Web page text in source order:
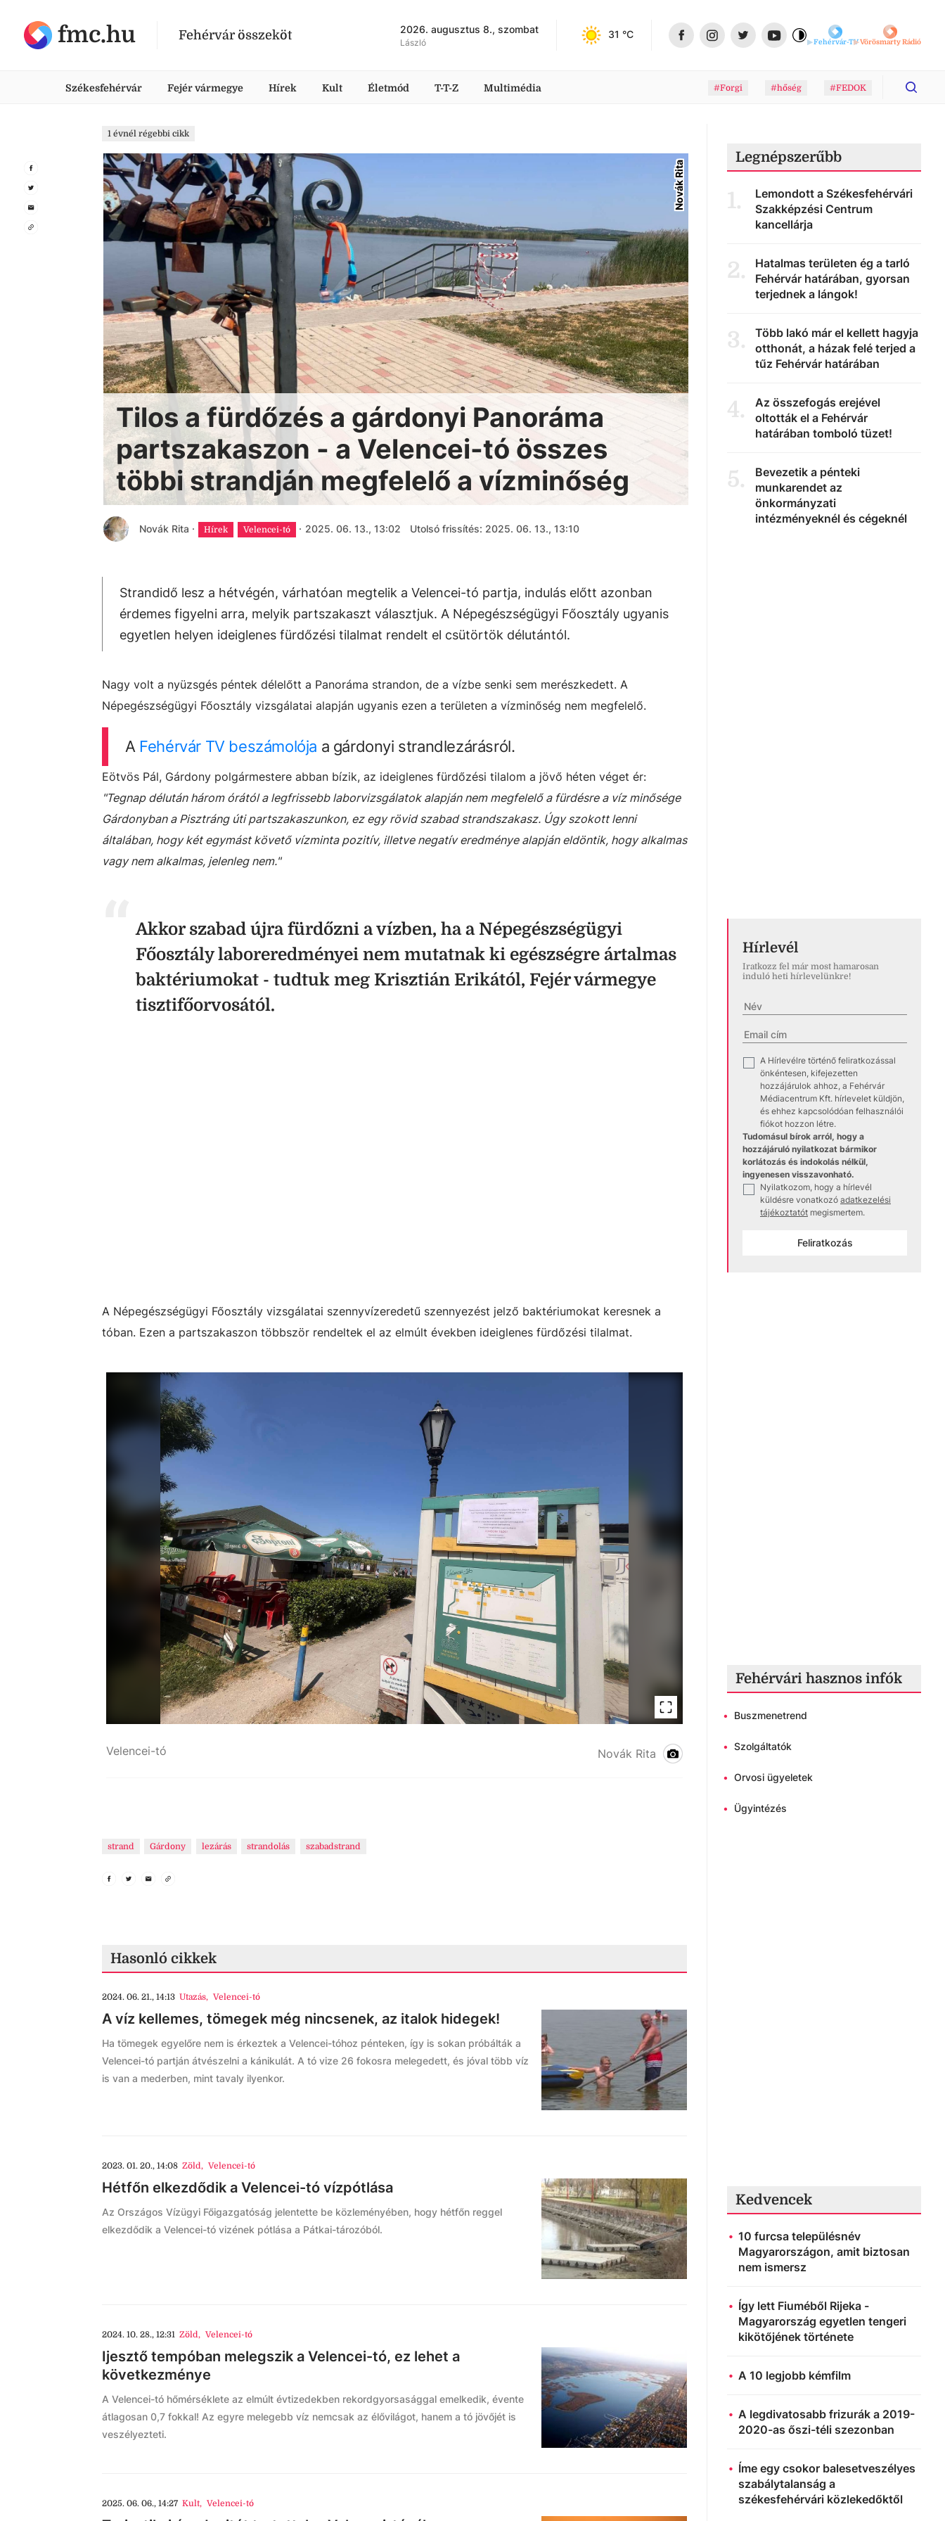
fmc.hu Fehérvár összeköt 2026. augusztus 8., szombat
László
31 °C
Fehérvár-TVVörösmarty Rádió
Székesfehérvár Fejér vármegye Hírek Kult Életmód T-T-Z Multimédia #Forgi #hőség #FEDOK
1 évnél régebbi cikk
Novák Rita
Tilos a fürdőzés a gárdonyi Panoráma
partszakaszon - a Velencei-tó összes
többi strandján megfelelő a vízminőség
Novák Rita · Hírek Velencei-tó · 2025. 06. 13., 13:02 Utolsó frissítés: 2025. 06. 13., 13:10
Strandidő lesz a hétvégén, várhatóan megtelik a Velencei-tó partja, indulás előtt azonban
érdemes figyelni arra, melyik partszakaszt választjuk. A Népegészségügyi Főosztály ugyanis
egyetlen helyen ideiglenes fürdőzési tilalmat rendelt el csütörtök délutántól.
Nagy volt a nyüzsgés péntek délelőtt a Panoráma strandon, de a vízbe senki sem merészkedett. A
Népegészségügyi Főosztály vizsgálatai alapján ugyanis ezen a területen a vízminőség nem megfelelő.
A Fehérvár TV beszámolója a gárdonyi strandlezárásról.
Eötvös Pál, Gárdony polgármestere abban bízik, az ideiglenes fürdőzési tilalom a jövő héten véget ér:
"Tegnap délután három órától a legfrissebb laborvizsgálatok alapján nem megfelelő a fürdésre a víz minősége
Gárdonyban a Pisztráng úti partszakaszunkon, ez egy rövid szabad strandszakasz. Úgy szokott lenni
általában, hogy két egymást követő vízminta pozitív, illetve negatív eredménye alapján eldöntik, hogy alkalmas
vagy nem alkalmas, jelenleg nem."
Akkor szabad újra fürdőzni a vízben, ha a Népegészségügyi
Főosztály laboreredményei nem mutatnak ki egészségre ártalmas
baktériumokat - tudtuk meg Krisztián Erikától, Fejér vármegye
tisztifőorvosától.
A Népegészségügyi Főosztály vizsgálatai szennyvízeredetű szennyezést jelző baktériumokat keresnek a
tóban. Ezen a partszakaszon többször rendeltek el az elmúlt években ideiglenes fürdőzési tilalmat.
Velencei-tó Novák Rita
strand Gárdony lezárás strandolás szabadstrand
Hasonló cikkek
2024. 06. 21., 14:13 Utazás, Velencei-tó
A víz kellemes, tömegek még nincsenek, az italok hidegek!
Ha tömegek egyelőre nem is érkeztek a Velencei-tóhoz pénteken, így is sokan próbálták a
Velencei-tó partján átvészelni a kánikulát. A tó vize 26 fokosra melegedett, és jóval több víz
is van a mederben, mint tavaly ilyenkor.
2023. 01. 20., 14:08 Zöld, Velencei-tó
Hétfőn elkezdődik a Velencei-tó vízpótlása
Az Országos Vízügyi Főigazgatóság jelentette be közleményében, hogy hétfőn reggel
elkezdődik a Velencei-tó vizének pótlása a Pátkai-tározóból.
2024. 10. 28., 12:31 Zöld, Velencei-tó
Ijesztő tempóban melegszik a Velencei-tó, ez lehet a
következménye
A Velencei-tó hőmérséklete az elmúlt évtizedekben rekordgyorsasággal emelkedik, évente
átlagosan 0,7 fokkal! Az egyre melegebb víz nemcsak az élővilágot, hanem a tó jövőjét is
veszélyezteti.
2025. 06. 06., 14:27 Kult, Velencei-tó
Legnépszerűbb
1.
Lemondott a Székesfehérvári
Szakképzési Centrum
kancellárja
2.
Hatalmas területen ég a tarló
Fehérvár határában, gyorsan
terjednek a lángok!
3.
Több lakó már el kellett hagyja
otthonát, a házak felé terjed a
tűz Fehérvár határában
4.
Az összefogás erejével
oltották el a Fehérvár
határában tomboló tüzet!
5.
Bevezetik a pénteki
munkarendet az
önkormányzati
intézményeknél és cégeknél
Hírlevél
Iratkozz fel már most hamarosan
induló heti hírlevelünkre!
✓
A Hírlevélre történő feliratkozással
önkéntesen, kifejezetten
hozzájárulok ahhoz, a Fehérvár
Médiacentrum Kft. hírlevelet küldjön,
és ehhez kapcsolódóan felhasználói
fiókot hozzon létre.
Tudomásul bírok arról, hogy a
hozzájáruló nyilatkozat bármikor
korlátozás és indokolás nélkül,
ingyenesen visszavonható.
✓
Nyilatkozom, hogy a hírlevél
küldésre vonatkozó adatkezelési
tájékoztatót megismertem.
Feliratkozás
Fehérvári hasznos infók
• Buszmenetrend
• Szolgáltatók
• Orvosi ügyeletek
• Ügyintézés
Kedvencek
10 furcsa településnév
Magyarországon, amit biztosan
nem ismersz
Így lett Fiuméből Rijeka -
Magyarország egyetlen tengeri
kikötőjének története
A 10 legjobb kémfilm
A legdivatosabb frizurák a 2019-
2020-as őszi-téli szezonban
Íme egy csokor balesetveszélyes
szabálytalanság a
székesfehérvári közlekedőktől